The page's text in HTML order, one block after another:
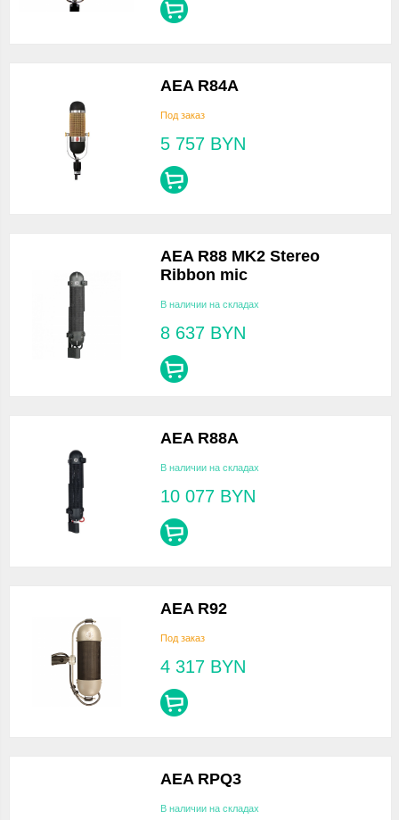
AEA R84A
Под заказ
5 757 BYN
AEA R88 MK2 Stereo
Ribbon mic
В наличии на складах
8 637 BYN
AEA R88A
В наличии на складах
10 077 BYN
AEA R92
Под заказ
4 317 BYN
AEA RPQ3
В наличии на складах